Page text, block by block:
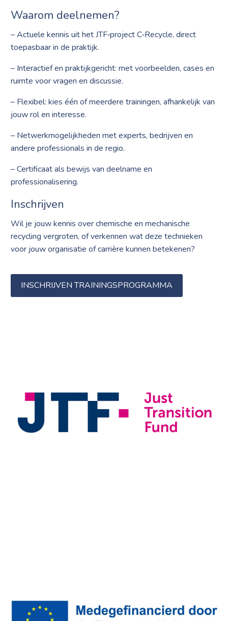
Waarom deelnemen?
– Actuele kennis uit het JTF‑project C‑Recycle, direct
toepasbaar in de praktijk.
– Interactief en praktijkgericht: met voorbeelden, cases en
ruimte voor vragen en discussie.
– Flexibel: kies één of meerdere trainingen, afhankelijk van
jouw rol en interesse.
– Netwerkmogelijkheden met experts, bedrijven en
andere professionals in de regio.
– Certificaat als bewijs van deelname en
professionalisering.
Inschrijven
Wil je jouw kennis over chemische en mechanische
recycling vergroten, of verkennen wat deze technieken
voor jouw organisatie of carrière kunnen betekenen?
INSCHRIJVEN TRAININGSPROGRAMMA